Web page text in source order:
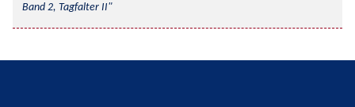
Band 2, Tagfalter II